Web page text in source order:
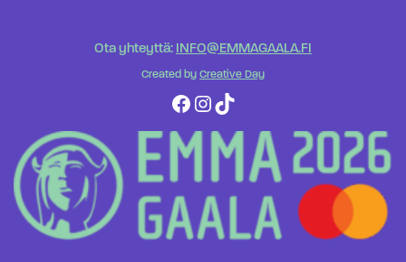
Ota yhteyttä: INFO@EMMAGAALA.FI
Created by Creative Day